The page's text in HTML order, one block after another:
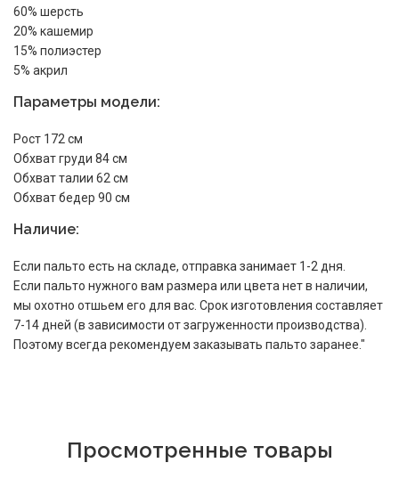
60% шерсть
20% кашемир
15% полиэстер
5% акрил
Параметры модели:
Рост 172 см
Обхват груди 84 см
Обхват талии 62 см
Обхват бедер 90 см
Наличие:
Если пальто есть на складе, отправка занимает 1-2 дня.
Если пальто нужного вам размера или цвета нет в наличии,
мы охотно отшьем его для вас. Срок изготовления составляет
7-14 дней (в зависимости от загруженности производства).
Поэтому всегда рекомендуем заказывать пальто заранее."
Просмотренные товары